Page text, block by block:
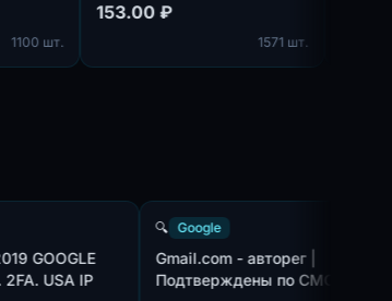
шт.
153.00 ₽
1571 шт.
2019 GOOGLE
2FA. USA IP
🔍
Gmail.com - авторег |
Подтверждены по СМС